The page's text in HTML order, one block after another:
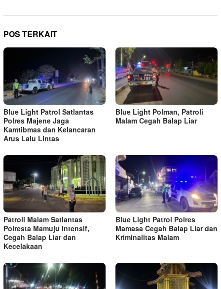
POS TERKAIT
Blue Light Patrol Satlantas
Polres Majene Jaga
Kamtibmas dan Kelancaran
Arus Lalu Lintas
Blue Light Polman, Patroli
Malam Cegah Balap Liar
Patroli Malam Satlantas
Polresta Mamuju Intensif,
Cegah Balap Liar dan
Kecelakaan
Blue Light Patrol Polres
Mamasa Cegah Balap Liar dan
Kriminalitas Malam